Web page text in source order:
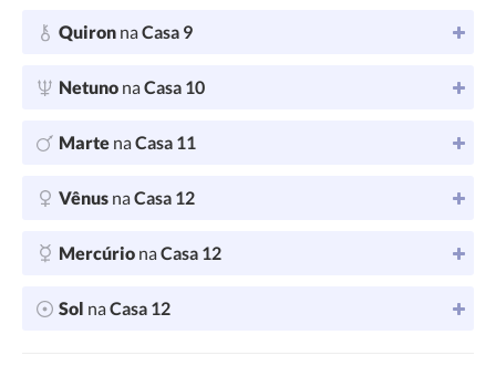
Quiron naCasa 9
Netuno naCasa 10
Marte naCasa 11
Vênus naCasa 12
Mercúrio naCasa 12
Sol naCasa 12